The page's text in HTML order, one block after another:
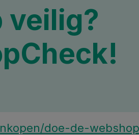
veilig?
doe-de-